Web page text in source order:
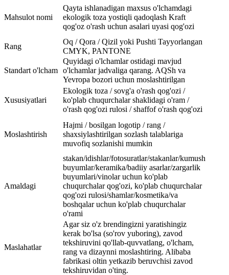
Mahsulot nomi
Qayta ishlanadigan maxsus o'lchamdagi
ekologik toza yostiqli qadoqlash Kraft
qog'oz o'rash uchun asalari uyasi qog'ozi
Rang
Oq / Qora / Qizil yoki Pushti Tayyorlangan
CMYK, PANTONE
Standart o'lcham
Quyidagi o'lchamlar ostidagi mavjud
o'lchamlar jadvaliga qarang. AQSh va
Yevropa bozori uchun moslashtirilgan
Xususiyatlari
Ekologik toza / sovg'a o'rash qog'ozi /
ko'plab chuqurchalar shaklidagi o'ram /
o'rash qog'ozi rulosi / shaffof o'rash qog'ozi
Moslashtirish
Hajmi / bosilgan logotip / rang /
shaxsiylashtirilgan sozlash talablariga
muvofiq sozlanishi mumkin
Amaldagi
stakan/idishlar/fotosuratlar/stakanlar/kumush
buyumlar/keramika/badiiy asarlar/zargarlik
buyumlari/vinolar uchun ko'plab
chuqurchalar qog'ozi, ko'plab chuqurchalar
qog'ozi rulosi/shamlar/kosmetika/va
boshqalar uchun ko'plab chuqurchalar
o'rami
Maslahatlar
Agar siz o'z brendingizni yaratishingiz
kerak bo'lsa (so'rov yuboring), zavod
tekshiruvini qo'llab-quvvatlang, o'lcham,
rang va dizaynni moslashtiring. Alibaba
fabrikasi oltin yetkazib beruvchisi zavod
tekshiruvidan o'ting.